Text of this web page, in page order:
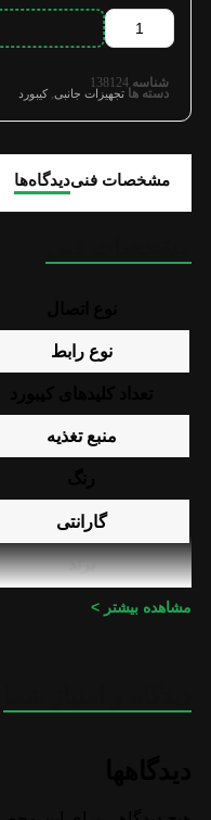
شناسه 138124
دسته ها تجهیزات جانبی,کیبورد
مشخصات فنیدیدگاه‌ها
نوع رابط
منبع تغذیه
گارانتی
برند
مشاهده بیشتر >